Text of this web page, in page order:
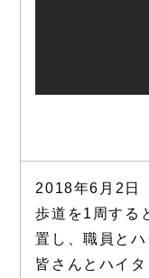
2018年6月2日
歩道を1周する
置し、職員と
皆さんとハイ